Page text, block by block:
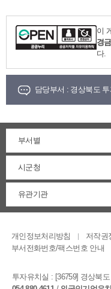
이
경
다.
담당부서 : 경상북도
부서별
시군청
유관기관
개인정보처리방침 저작권
부서전화번호/팩스번호 안내
투자유치실 : [36759] 경상북